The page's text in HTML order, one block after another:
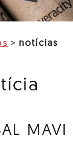
notícias